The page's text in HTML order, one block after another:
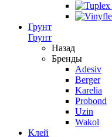
Грунт
Грунт
Назад
Бренды
Adesiv
Berger
Karelia
Probond
Uzin
Wakol
Клей